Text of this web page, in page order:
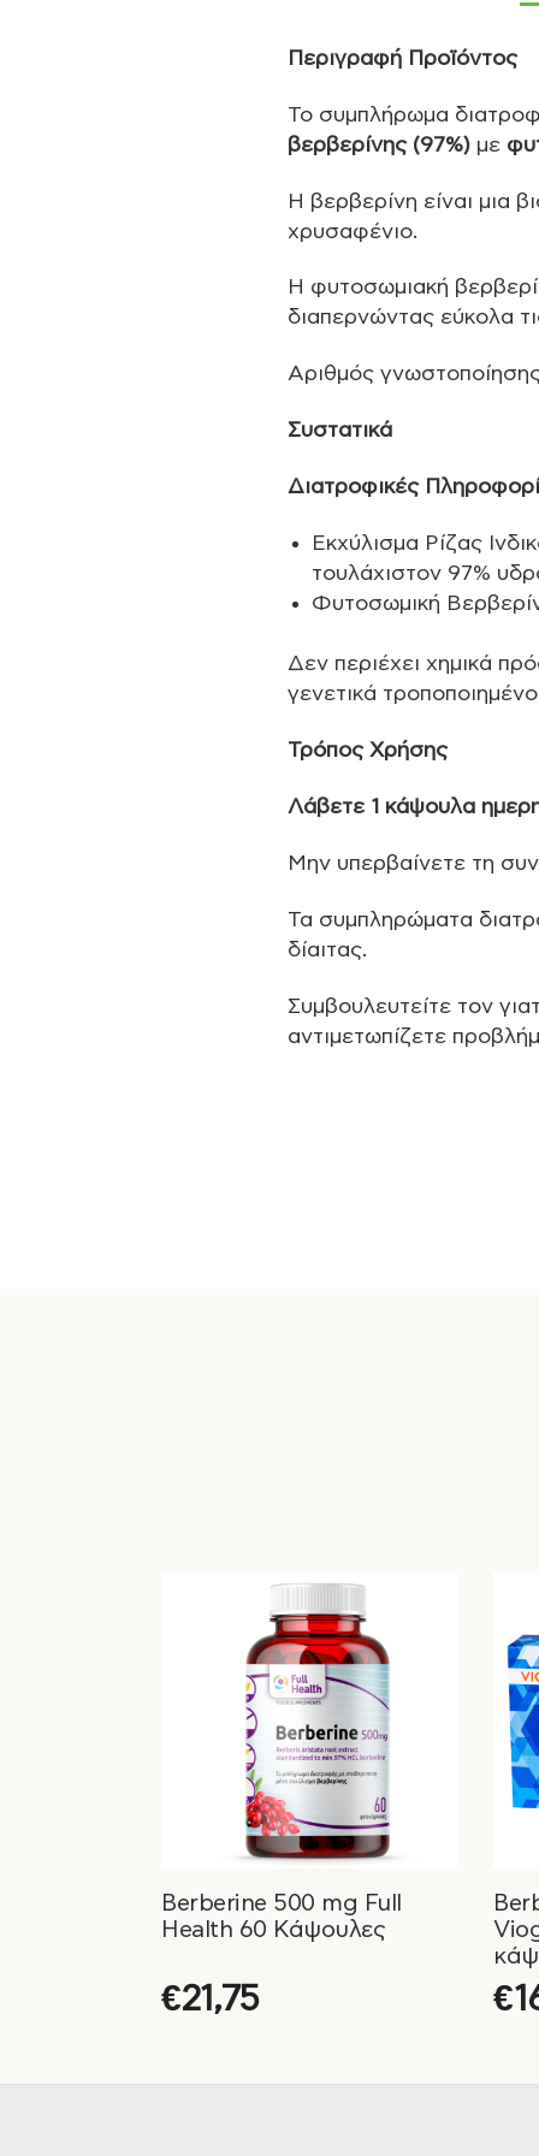
Περιγραφή Προϊόντος
Το συμπλήρωμα
βερβερίνης (97%) με
Η βερβερίνη είναι μια
χρυσαφένιο.
Η φυτοσωμιακή
διαπερνώντας εύκολα
Aριθμός
Συστατικά
Διατροφικές
Εκχύλισμα Ρίζας
τουλάχιστον 97%
Φυτοσωμική
Δεν περιέχει χημικά
γενετικά
Τρόπος Χρήσης
Λάβετε 1 κάψουλα
Μην υπερβαίνετε τη
Τα συμπληρώματα
δίαιτας.
Συμβουλευτείτε τον
αντιμετωπίζετε
Berberine 500 mg Full
Health 60 Κάψουλες
€21,75 €